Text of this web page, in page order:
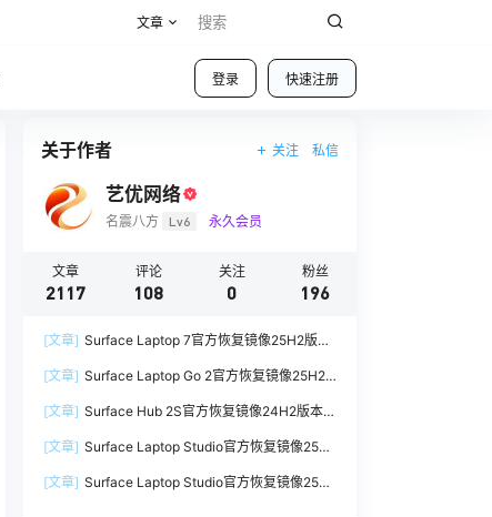
文章
登录 快速注册
关于作者 关注 私信
艺优网络
名震八方 Lv6 永久会员
文章
2117
评论
108
关注
0
粉丝
196
[文章] Surface Laptop 7官方恢复镜像25H2版本
254.zip网盘下载
[文章] Surface Laptop Go 2官方恢复镜像25H2
SurfaceLaptopGo2_BMR_42032_2026.507.118
98505.zip网盘下载
[文章] Surface Hub 2S官方恢复镜像24H2版本
7.zip网盘下载
[文章] Surface Laptop Studio官方恢复镜像25H2
SurfaceLaptopStudio_BMR_42032_2026.402.1
[文章] Surface Laptop Studio官方恢复镜像25H2